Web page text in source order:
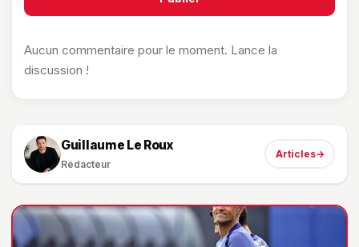
Aucun commentaire pour le moment. Lance la
discussion !
Guillaume Le Roux
Rédacteur
Articles→